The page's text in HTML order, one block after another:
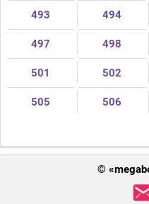
493 494
497 498
501 502
505 506